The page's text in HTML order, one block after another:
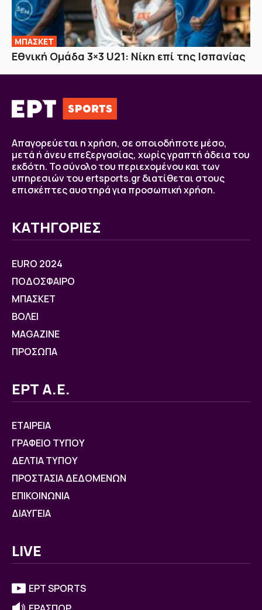
ΜΠΑΣΚΕΤ
Εθνική Ομάδα 3×3 U21: Νίκη επί της Ισπανίας
Απαγορεύεται η χρήση, σε οποιοδήποτε μέσο,
μετά ή άνευ επεξεργασίας, χωρίς γραπτή άδεια του
εκδότη. Το σύνολο του περιεχομένου και των
υπηρεσιών του ertsports.gr διατίθεται στους
επισκέπτες αυστηρά για προσωπική χρήση.
ΚΑΤΗΓΟΡΙΕΣ
EURO 2024
ΠΟΔΟΣΦΑΙΡΟ
ΜΠΑΣΚΕΤ
ΒOΛΕΙ
MAGAZINE
ΠΡΟΣΩΠΑ
ΕΡΤ Α.Ε.
ΕΤΑΙΡΕΙΑ
ΓΡΑΦΕΙΟ ΤΥΠΟΥ
ΔΕΛΤΙΑ ΤΥΠΟΥ
ΠΡΟΣΤΑΣΙΑ ΔΕΔΟΜΕΝΩΝ
ΕΠΙΚΟΙΝΩΝΙΑ
ΔΙΑΥΓΕΙΑ
LIVE
ΕΡΤ SPORTS